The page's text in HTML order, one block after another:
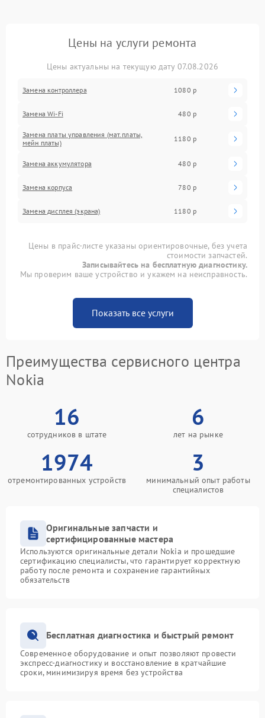
Цены на услуги ремонта
Цены актуальны на текущую дату 07.08.2026
Замена контроллера 1080 р
Замена Wi-Fi 480 р
Замена платы управления (мат.платы,
мейн платы)
1180 р
Замена аккумулятора 480 р
Замена корпуса 780 р
Замена дисплея (экрана) 1180 р
Цены в прайс-листе указаны ориентировочные, без учета
стоимости запчастей.
Записывайтесь на бесплатную диагностику.
Мы проверим ваше устройство и укажем на неисправность.
Показать все услуги
Преимущества сервисного центра
Nokia
16
сотрудников в штате
6
лет на рынке
1974
отремонтированных устройств
3
минимальный опыт работы
специалистов
Оригинальные запчасти и
сертифицированные мастера
Используются оригинальные детали Nokia и прошедшие
сертификацию специалисты, что гарантирует корректную
работу после ремонта и сохранение гарантийных
обязательств
Бесплатная диагностика и быстрый ремонт
Современное оборудование и опыт позволяют провести
экспресс-диагностику и восстановление в кратчайшие
сроки, минимизируя время без устройства